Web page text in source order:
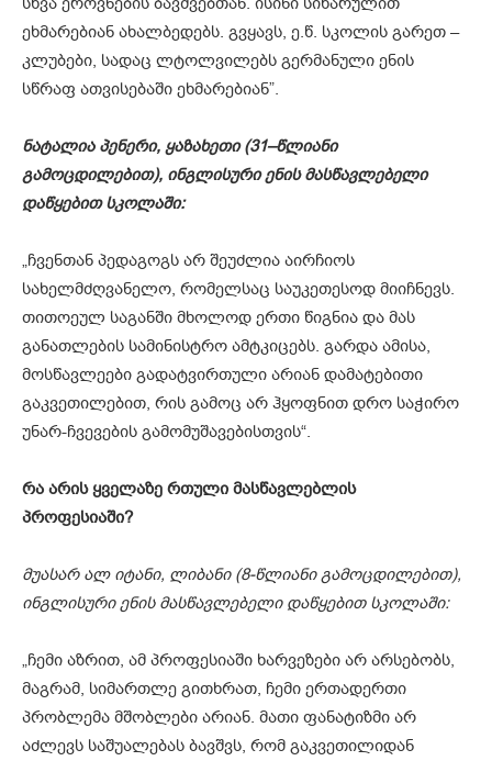
ეხმარებიან ახალბედებს. გვყავს, ე.წ. სკოლის გარეთ –
კლუბები, სადაც ლტოლვილებს გერმანული ენის
სწრაფ ათვისებაში ეხმარებიან”.
ნატალია პენერი, ყაზახეთი(31–წლიანი
გამოცდილებით), ინგლისური ენის მასწავლებელი
დაწყებით სკოლაში:
„ჩვენთან პედაგოგს არ შეუძლია აირჩიოს
სახელმძღვანელო, რომელსაც საუკეთესოდ მიიჩნევს.
თითოეულ საგანში მხოლოდ ერთი წიგნია და მას
განათლების სამინისტრო ამტკიცებს. გარდა ამისა,
მოსწავლეები გადატვირთული არიან დამატებითი
გაკვეთილებით, რის გამოც არ ჰყოფნით დრო საჭირო
უნარ-ჩვევების გამომუშავებისთვის“.
რა არის ყველაზე რთული მასწავლებლის
პროფესიაში?
მუასარ ალ იტანი, ლიბანი (8-წლიანი გამოცდილებით),
ინგლისური ენის მასწავლებელი დაწყებით სკოლაში:
„ჩემი აზრით, ამ პროფესიაში ხარვეზები არ არსებობს,
მაგრამ, სიმართლე გითხრათ, ჩემი ერთადერთი
პრობლემა მშობლები არიან. მათი ფანატიზმი არ
აძლევს საშუალებას ბავშვს, რომ გაკვეთილიდან